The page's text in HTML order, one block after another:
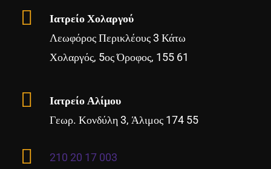
Ιατρείο Χολαργού
Λεωφόρος Περικλέους 3 Κάτω
Χολαργός, 5ος Όροφος, 155 61
Ιατρείο Αλίμου
Γεωρ. Κονδύλη 3, Άλιμος 174 55
210 20 17 003